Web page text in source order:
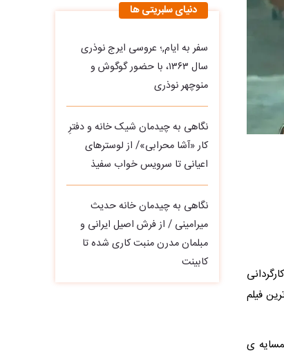
پرفروش‌ ترین فیلم
ی
دنیای سلبریتی ها
سفر به ایام,؛ عروسی ایرج نوذری
سال ۱۳۶۳، با حضور گوگوش و
منوچهر نوذری
نگاهی به چیدمان شیک خانه و دفترِ
کار «آشا محرابی»/ از لوسترهای
اعیانی تا سرویس خواب سفیذ
نگاهی به چیدمان خانه حدیث
میرامینی / از فرش اصیل ایرانی و
مبلمان مدرن منبت‌ کاری‌ شده تا
کابینت